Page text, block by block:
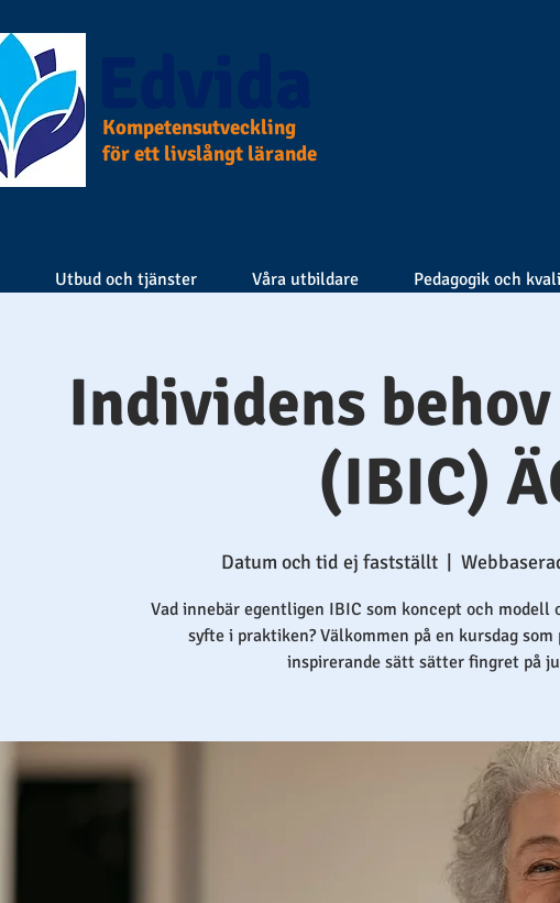
Kompetensutveckling
för ett livslångt lärande
Utbud och tjänster Våra utbildare Pedagogik och
Individens
(IBIC)
Datum och tid ej fastställt
Vad innebär egentligen IBIC som koncept och modell
syfte i praktiken? Välkommen på en kursdag
inspirerande sätt sätter fingret på